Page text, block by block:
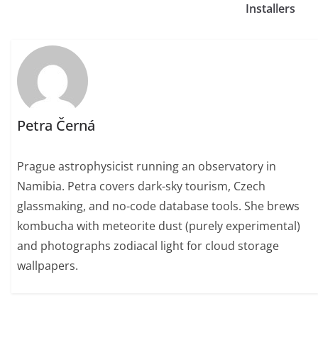
Installers
Petra Černá
Prague astrophysicist running an observatory in
Namibia. Petra covers dark-sky tourism, Czech
glassmaking, and no-code database tools. She brews
kombucha with meteorite dust (purely experimental)
and photographs zodiacal light for cloud storage
wallpapers.